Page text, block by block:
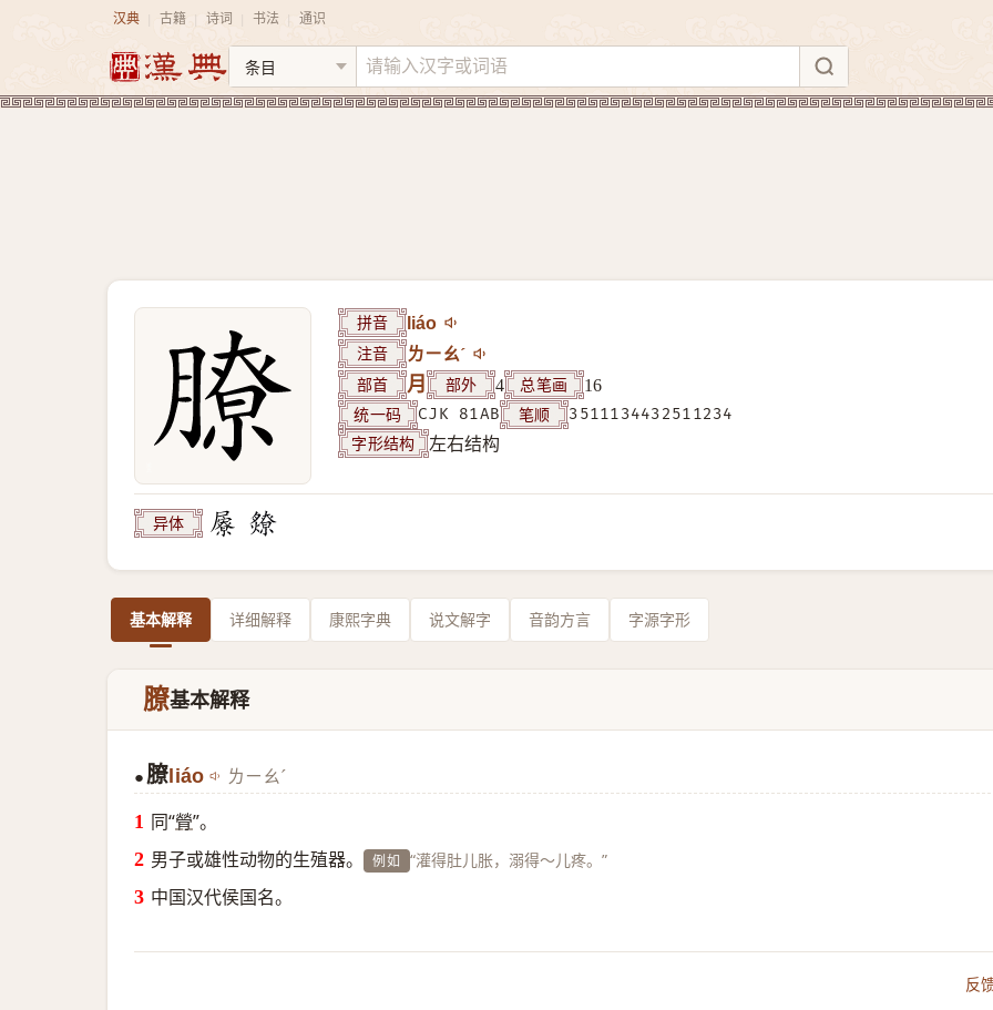
汉典 古籍 诗词 书法 通识
拼音 liáo
注音 ㄌㄧㄠˊ
部首 月 部外 4 总笔画 16
统一码 CJK 81AB 笔顺 3511134432511234
字形结构 左右结构
异体
基本解释 详细解释 康熙字典 说文解字 音韵方言 字源字形
膫基本解释
● 膫 liáo ㄌㄧㄠˊ
同“膋”。
男子或雄性动物的生殖器。 例如 “灌得肚儿胀，溺得～儿疼。”
中国汉代侯国名。
反